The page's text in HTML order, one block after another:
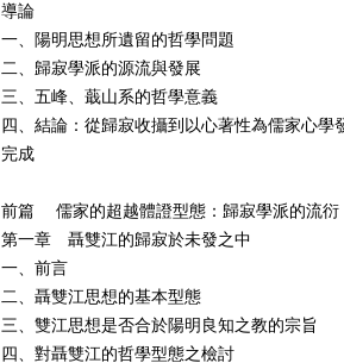
導論
一、陽明思想所遺留的哲學問題
二、歸寂學派的源流與發展
三、五峰、蕺山系的哲學意義
四、結論：從歸寂收攝到以心著性為儒家心學
完成
前篇 儒家的超越體證型態：歸寂學派的流衍
第一章 聶雙江的歸寂於未發之中
一、前言
二、聶雙江思想的基本型態
三、雙江思想是否合於陽明良知之教的宗旨
四、對聶雙江的哲學型態之檢討